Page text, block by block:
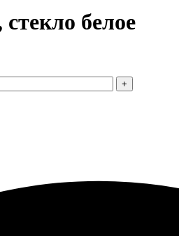
белое